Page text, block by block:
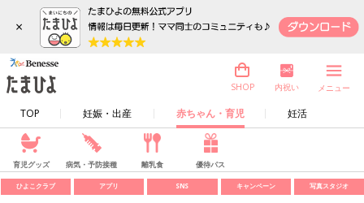
×
TOP 妊娠・出産 赤ちゃん・育児 妊活
SHOP 内祝い メニュー
育児グッズ 病気・予防接種 離乳食 優待パス
ひよこクラブ アプリ SNS キャンペーン 写真スタジオ